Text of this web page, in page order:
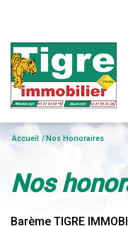
Accueil Nos Honoraires
nos
Barème TIGRE